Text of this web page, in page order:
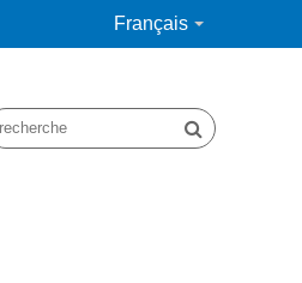
Français